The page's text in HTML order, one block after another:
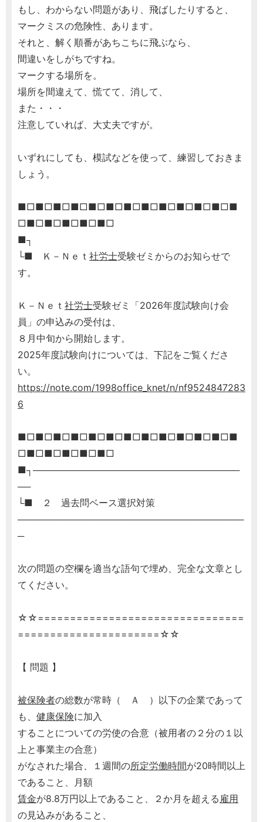
もし、わからない問題があり、飛ばしたりすると、
マークミスの危険性、あります。
それと、解く順番があちこちに飛ぶなら、
間違いをしがちですね。
マークする場所を。
場所を間違えて、慌てて、消して、
また・・・
注意していれば、大丈夫ですが。
いずれにしても、模試などを使って、練習しておきま
しょう。
■□■□■□■□■□■□■□■□■□■□■□■□■
□■□■□■□■□■□
■┐
└■ Ｋ－Ｎｅｔ 社労士受験ゼミからのお知らせで
す。
Ｋ－Ｎｅｔ 社労士受験ゼミ「2026年度試験向け会
員」の申込みの受付は、
８月中旬から開始します。
2025年度試験向けについては、下記をご覧くださ
い。
https://note.com/1998office_knet/n/nf9524847283
6
■□■□■□■□■□■□■□■□■□■□■□■□■
□■□■□■□■□■□
■┐────────────────────────────────
──
└■ ２ 過去問ベース選択対策
───────────────────────────────────
─
次の問題の空欄を適当な語句で埋め、完全な文章とし
てください。
☆☆================================
======================☆☆
【 問題 】
被保険者の総数が常時（ Ａ ）以下の企業であって
も、 健康保険に加入
することについての労使の合意（被用者の２分の１以
上と事業主の合意）
がなされた場合、１週間の所定労働時間が20時間以上
であること、月額
賃金が8.8万円以上であること、２か月を超える 雇用
の見込みがあること、